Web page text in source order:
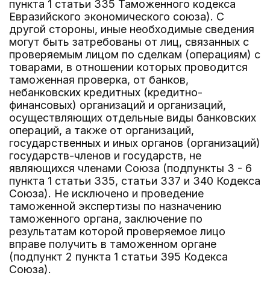
пункта 1 статьи 335 Таможенного кодекса
Евразийского экономического союза). С
другой стороны, иные необходимые сведения
могут быть затребованы от лиц, связанных с
проверяемым лицом по сделкам (операциям) с
товарами, в отношении которых проводится
таможенная проверка, от банков,
небанковских кредитных (кредитно-
финансовых) организаций и организаций,
осуществляющих отдельные виды банковских
операций, а также от организаций,
государственных и иных органов (организаций)
государств-членов и государств, не
являющихся членами Союза (подпункты 3 - 6
пункта 1 статьи 335, статьи 337 и 340 Кодекса
Союза). Не исключено и проведение
таможенной экспертизы по назначению
таможенного органа, заключение по
результатам которой проверяемое лицо
вправе получить в таможенном органе
(подпункт 2 пункта 1 статьи 395 Кодекса
Союза).